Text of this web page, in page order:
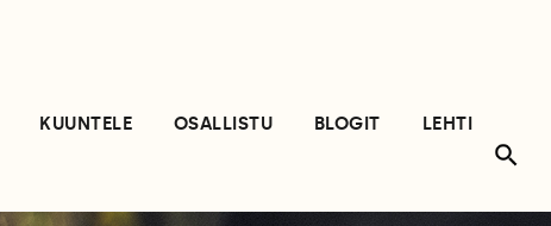
KUUNTELE OSALLISTU BLOGIT
LEHTI